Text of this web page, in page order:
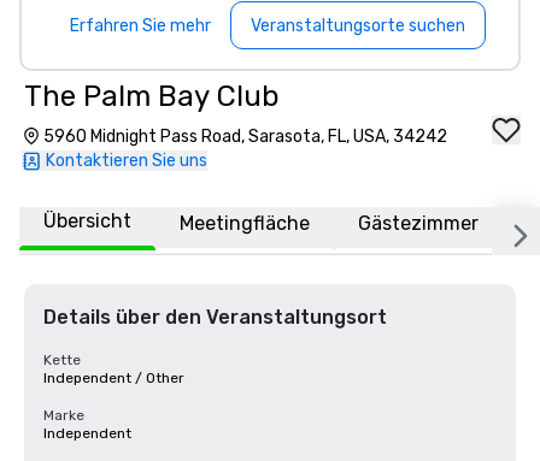
Erfahren Sie mehr Veranstaltungsorte suchen
The Palm Bay Club
5960 Midnight Pass Road, Sarasota, FL, USA, 34242
Kontaktieren Sie uns
Übersicht Meetingfläche Gästezimmer
Details über den Veranstaltungsort
Kette
Independent / Other
Marke
Independent